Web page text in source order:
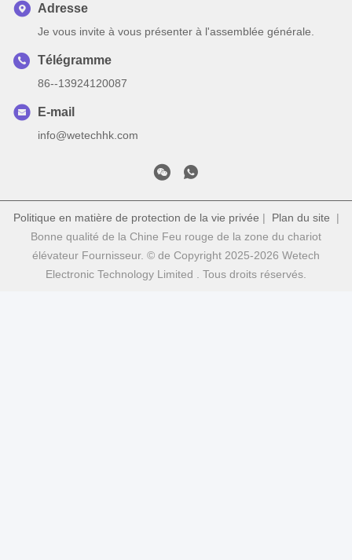
Adresse
Je vous invite à vous présenter à l'assemblée générale.
Télégramme
86--13924120087
E-mail
info@wetechhk.com
Politique en matière de protection de la vie privée | Plan du site |
Bonne qualité de la Chine Feu rouge de la zone du chariot
élévateur Fournisseur. © de Copyright 2025-2026 Wetech
Electronic Technology Limited . Tous droits réservés.